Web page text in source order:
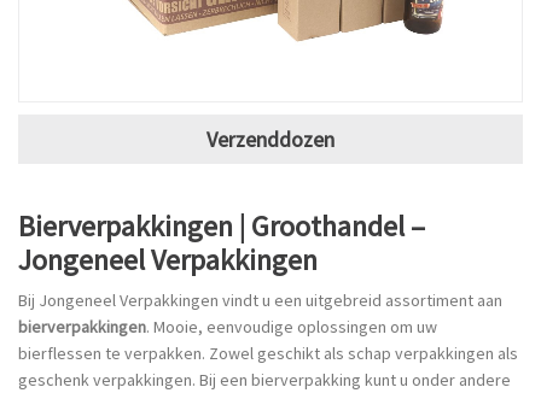
Verzenddozen
Bierverpakkingen | Groothandel –
Jongeneel Verpakkingen
Bij Jongeneel Verpakkingen vindt u een uitgebreid assortiment aan
bierverpakkingen. Mooie, eenvoudige oplossingen om uw
bierflessen te verpakken. Zowel geschikt als schap verpakkingen als
geschenk verpakkingen. Bij een bierverpakking kunt u onder andere